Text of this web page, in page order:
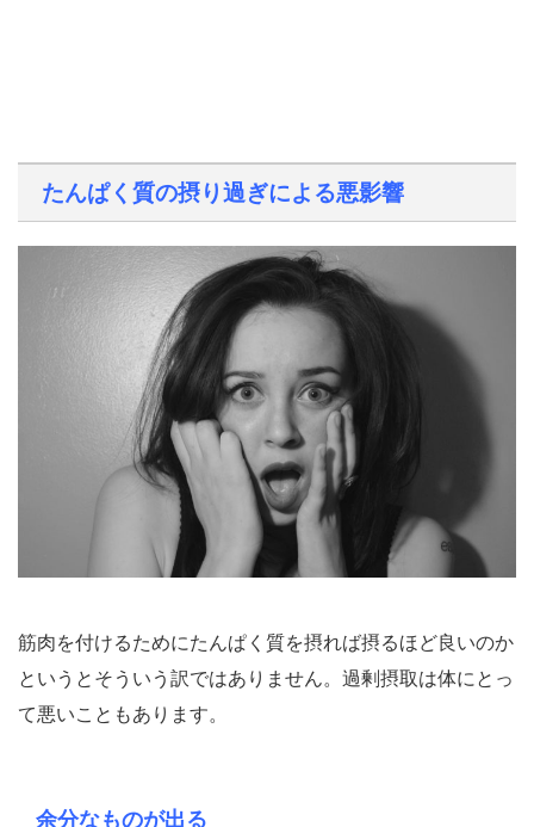
たんぱく質の摂り過ぎによる悪影響
筋肉を付けるためにたんぱく質を摂れば摂るほど良いのか
というとそういう訳ではありません。過剰摂取は体にとっ
て悪いこともあります。
余分なものが出る